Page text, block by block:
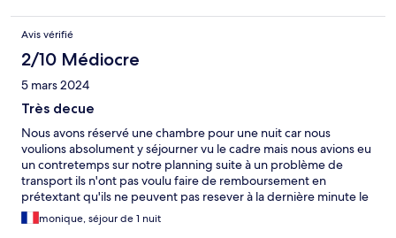
the beach has a warning against nik niks which are these tiny
bugs that stick on you like glue and are plentiful. The water is
superb. Highly recommend this place is if you are some what of
an outdoors person. The shower and bathrooms are shared but
I didn’t find this to be a problem but some may. There is a
security outside and they provide a safety box and lock for your
tent but I felt very safe there
Avis vérifié
2/10 Médiocre
5 mars 2024
Très decue
Nous avons réservé une chambre pour une nuit car nous
voulions absolument y séjourner vu le cadre mais nous avions eu
un contretemps sur notre planning suite à un problème de
transport ils n'ont pas voulu faire de remboursement en
prétextant qu'ils ne peuvent pas resever à la dernière minute le
logement alors que j'ai prévenu 3-4 jours avant. Le site est over
booké ils auraient pu le relouer immédiatement. Très déçue du
monique, séjour de 1 nuit